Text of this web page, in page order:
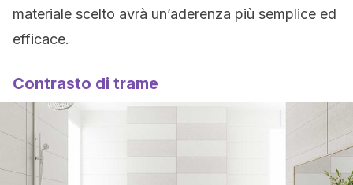
materiale scelto avrà un’aderenza più semplice ed
efficace.
Contrasto di trame